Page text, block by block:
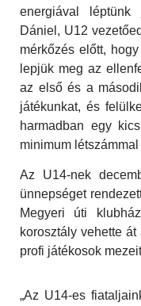
energiával
Dániel, U12
mérkőzés előtt,
lepjük meg az
az első és a
játékunkat, és
harmadban egy
minimum
Az U14-nek
ünnepséget
Megyeri úti
korosztály vehette
profi játékosok
„Az U14-es